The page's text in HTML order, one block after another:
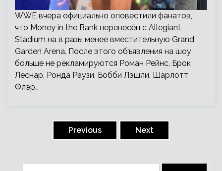
WWE вчера официально оповестили фанатов,
что Money in the Bank перенесён с Allegiant
Stadium на в разы менее вместительную Grand
Garden Arena. После этого объявления на шоу
больше не рекламируются Роман Рейнс, Брок
Леснар, Ронда Раузи, Бобби Лэшли, Шарлотт
Флэр…
Previous Next